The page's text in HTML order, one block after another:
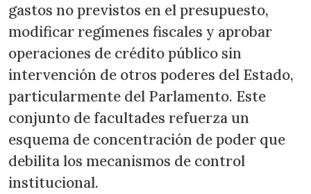
gastos no previstos en el presupuesto,
modificar regímenes fiscales y aprobar
operaciones de crédito público sin
intervención de otros poderes del Estado,
particularmente del Parlamento. Este
conjunto de facultades refuerza un
esquema de concentración de poder que
debilita los mecanismos de control
institucional.